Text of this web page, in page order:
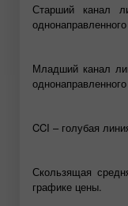
Старший канал
Младший канал
CCI – голубая
Скользящая
графике цены.